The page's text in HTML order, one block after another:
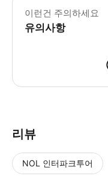
이런건 주의하세요
유의사항
리뷰
NOL 인터파크투어